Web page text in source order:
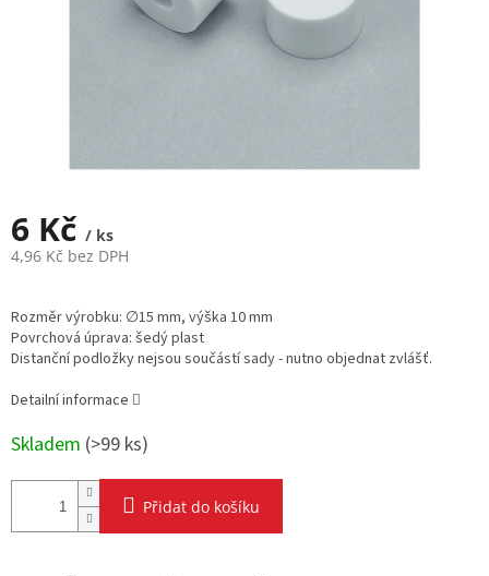
6 Kč / ks
4,96 Kč bez DPH
cena:
Rozměr výrobku: ∅15 mm, výška 10 mm
Povrchová úprava: šedý plast
Distanční podložky nejsou součástí sady - nutno objednat zvlášť.
Detailní informace
Skladem (>99 ks)
Přidat do košíku